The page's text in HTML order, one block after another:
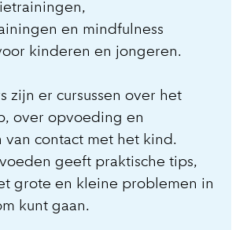
en mindfulness
kinderen en jongeren.
zijn er cursussen over het
over opvoeding en
contact met het kind.
geeft praktische tips,
grote en kleine problemen in
kunt gaan.